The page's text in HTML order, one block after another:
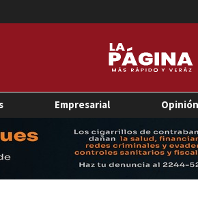
Empresarial Opinión